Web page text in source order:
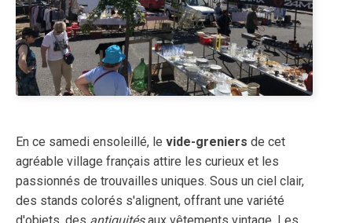
En ce samedi ensoleillé, le vide-greniers de cet
agréable village français attire les curieux et les
passionnés de trouvailles uniques. Sous un ciel clair,
des stands colorés s'alignent, offrant une variété